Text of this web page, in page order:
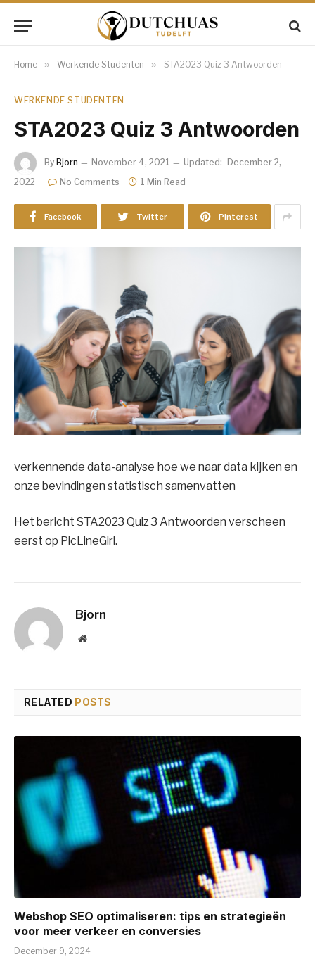
Home » Werkende Studenten » STA2023 Quiz 3 Antwoorden
WERKENDE STUDENTEN
STA2023 Quiz 3 Antwoorden
By Bjorn November 4, 2021 Updated:
December 2,
2022
No Comments 1 Min Read
Facebook Twitter Pinterest
verkennende data-analyse hoe we naar data kijken en
onze bevindingen statistisch samenvatten
Het bericht STA2023 Quiz 3 Antwoorden verscheen
eerst op PicLineGirl.
Bjorn
Website
RELATED POSTS
Webshop SEO optimaliseren: tips en strategieën
voor meer verkeer en conversies
December 9, 2024